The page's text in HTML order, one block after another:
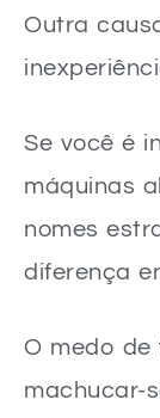
Outra
Se você é
máquinas
nomes
diferença
O medo de
machucar-